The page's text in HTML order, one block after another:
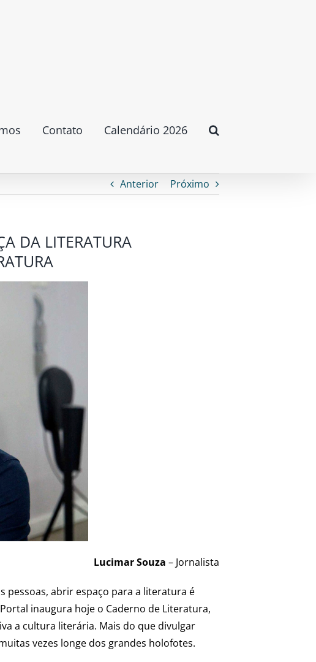
Contato Calendário 2026
Anterior Próximo
DA LITERATURA
Lucimar Souza – Jornalista
pessoas, abrir espaço para a literatura é
inaugura hoje o Caderno de Literatura,
a cultura literária. Mais do que divulgar
vezes longe dos grandes holofotes.